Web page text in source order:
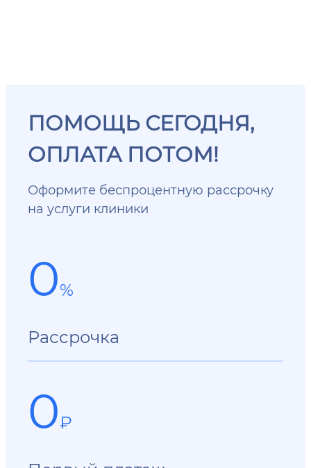
ПОМОЩЬ СЕГОДНЯ,
ОПЛАТА ПОТОМ!
Оформите беспроцентную рассрочку
на услуги клиники
0%
Рассрочка
0₽